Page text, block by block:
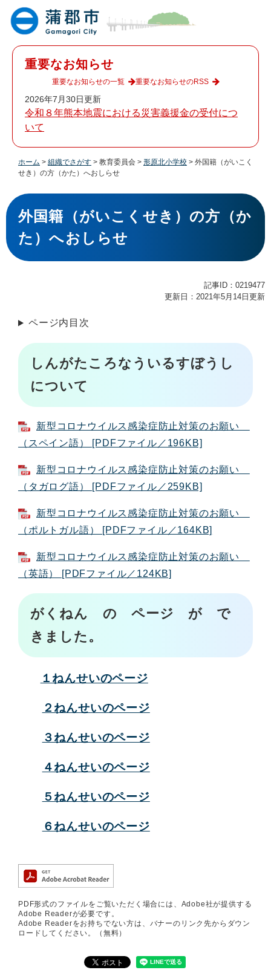
重要なお知らせ
2026年7月30日更新
令和８年熊本地震における災害義援金の受付につ
いて
重要なお知らせの一覧 重要なお知らせのRSS
ホーム > 組織でさがす > 教育委員会 > 形原北小学校 > 外国籍（がいこく
せき）の方（かた）へおしらせ
本
文
外国籍（がいこくせき）の方（か
た）へおしらせ
記事ID：0219477
更新日：2021年5月14日更新
ページ内目次
しんがたころなういるすぼうし
について
新型コロナウイルス感染症防止対策のお願い
（スペイン語） [PDFファイル／196KB]
新型コロナウイルス感染症防止対策のお願い
（タガログ語） [PDFファイル／259KB]
新型コロナウイルス感染症防止対策のお願い
（ポルトガル語） [PDFファイル／164KB]
新型コロナウイルス感染症防止対策のお願い
（英語） [PDFファイル／124KB]
がくねん の ページ が で
きました。
１ねんせいのページ
２ねんせいのページ
３ねんせいのページ
４ねんせいのページ
５ねんせいのページ
６ねんせいのページ
PDF形式のファイルをご覧いただく場合には、Adobe社が提供する
Adobe Readerが必要です。
Adobe Readerをお持ちでない方は、バナーのリンク先からダウン
ロードしてください。（無料）